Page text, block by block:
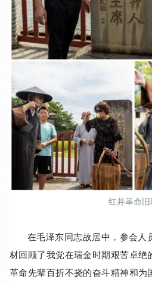
红井革命旧
在毛泽东同志故居中，参会人
材回顾了我党在瑞金时期艰苦卓绝
革命先辈百折不挠的奋斗精神和为